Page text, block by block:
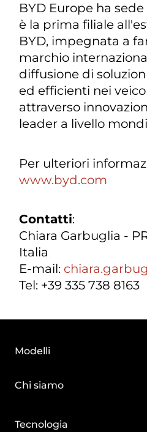
BYD Europe ha
è la prima filiale
BYD, impegnata a
marchio
diffusione di
ed efficienti nei
attraverso
leader a livello
Per ulteriori
www.byd.com
Contatti:
Chiara Garbuglia -
Italia
E-mail:
Tel: +39 335 738 8163
Modelli
Chi siamo
Tecnologia